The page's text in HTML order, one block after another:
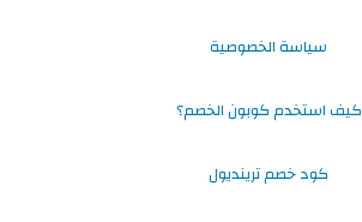
سياسة الخصوصية
كيف استخدم كوبون الخصم؟
كود خصم ترينديول